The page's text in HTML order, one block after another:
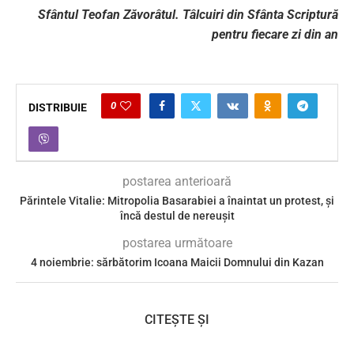
Sfântul Teofan Zăvorâtul. Tâlcuiri din Sfânta Scriptură
pentru fiecare zi din an
DISTRIBUIE 0
postarea anterioară
Părintele Vitalie: Mitropolia Basarabiei a înaintat un protest, și
încă destul de nereușit
postarea următoare
4 noiembrie: sărbătorim Icoana Maicii Domnului din Kazan
CITEȘTE ȘI